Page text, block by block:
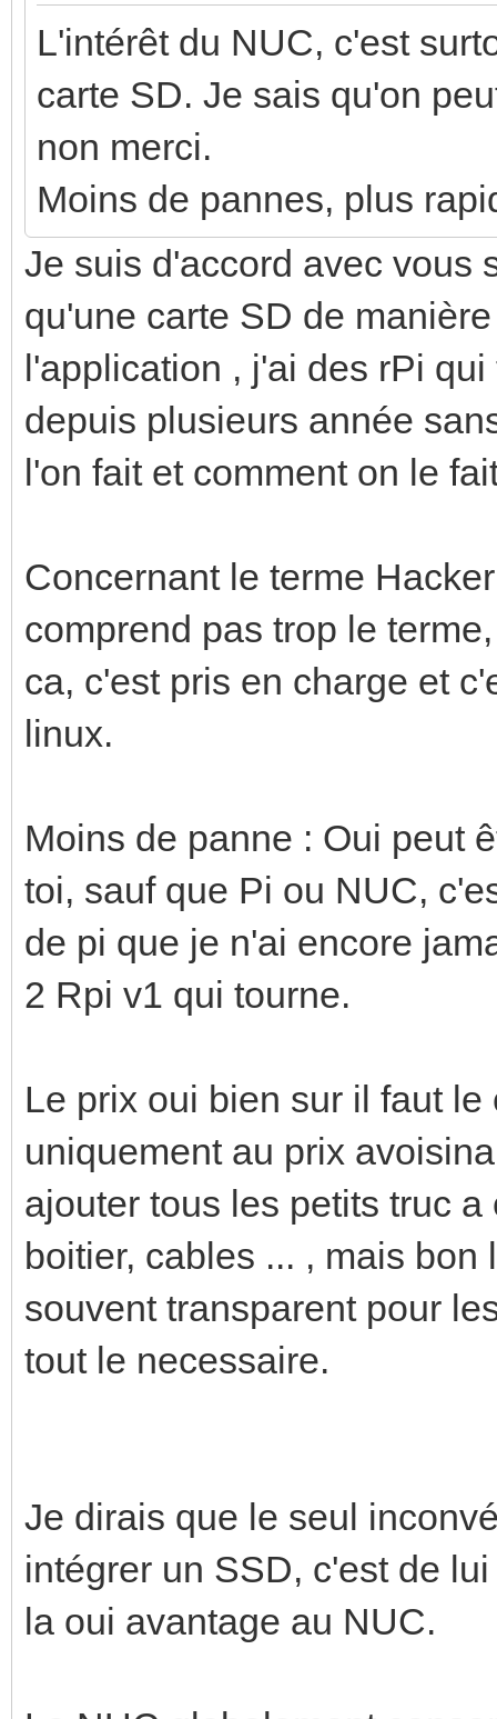
L'intérêt du NUC, c'est
carte SD. Je sais qu'on
non merci.
Moins de pannes, plus
Je suis d'accord avec vous
qu'une carte SD de
l'application , j'ai des rPi
depuis plusieurs année
l'on fait et comment on le
Concernant le terme
comprend pas trop le
ca, c'est pris en charge et
linux.
Moins de panne : Oui peut
toi, sauf que Pi ou NUC,
de pi que je n'ai encore
2 Rpi v1 qui tourne.
Le prix oui bien sur il faut
uniquement au prix
ajouter tous les petits truc
boitier, cables ... , mais
souvent transparent pour
tout le necessaire.
Je dirais que le seul
intégrer un SSD, c'est de
la oui avantage au NUC.